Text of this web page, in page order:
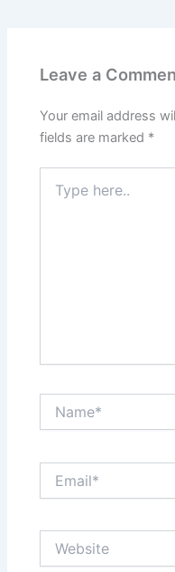
Leave a
Your email address
fields are marked *
here..